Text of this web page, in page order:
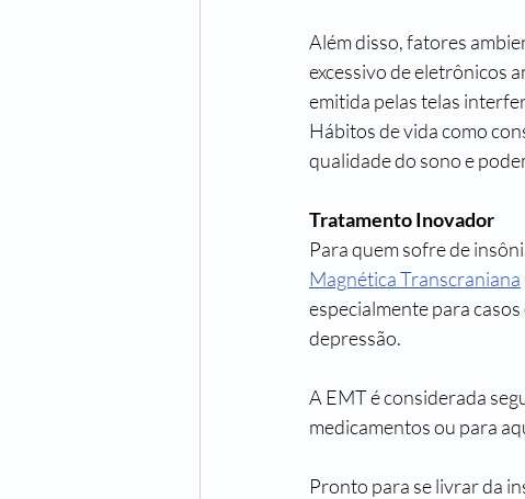
Além disso, fatores
excessivo de eletrônicos
emitida pelas telas
Hábitos de vida como
qualidade do sono e
Tratamento Inovador
Para quem sofre de
Magnética Transcraniana
especialmente para
depressão.
A EMT é considerada
medicamentos ou para
Pronto para se livrar da